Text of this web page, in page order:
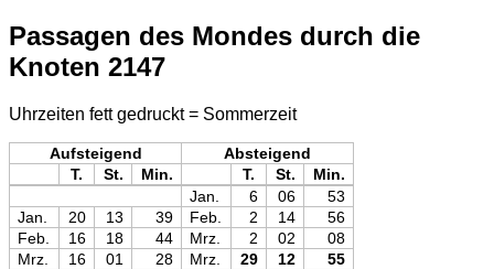
Passagen des Mondes durch die
Knoten 2147
Uhrzeiten fett gedruckt = Sommerzeit
Aufsteigend
Absteigend
T.
St. Min. T. St.
Min.
Jan.
6 06
53
Jan.
20 13 39 Feb. 2 14
56
Feb.
16 18 44 Mrz. 2 02
08
Mrz.
16 01 28 Mrz. 29 12
55